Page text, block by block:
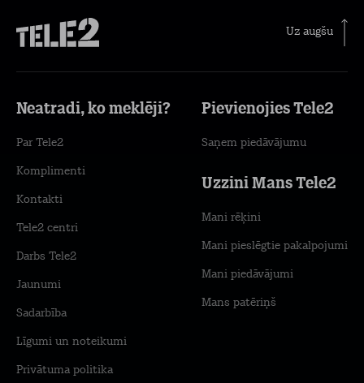
Uz augšu
Neatradi, ko meklēji?
Par Tele2
Komplimenti
Kontakti
Tele2 centri
Darbs Tele2
Jaunumi
Sadarbība
Līgumi un noteikumi
Privātuma politika
Pievienojies Tele2
Saņem piedāvājumu
Uzzini Mans Tele2
Mani rēķini
Mani pieslēgtie pakalpojumi
Mani piedāvājumi
Mans patēriņš